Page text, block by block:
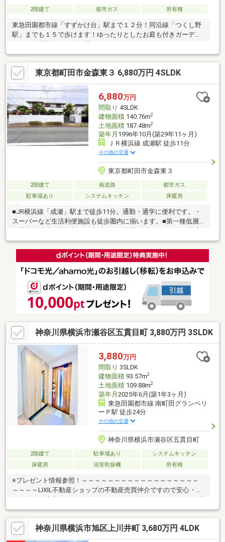
2階建て 都市ガス 所有権
東急田園都市線「すずかけ台」駅まで１２分！同沿線「つくし野
駅」までも１５で歩けます！ゆったりとしたお庭も付きガーデニ
ングやお子様たちの遊び場にもピッタリ！
東京都町田市金森東３ 6,880万円 4SLDK
6,880万円
間取り 4SLDK
建物面積140.76m2
土地面積187.48m2
築年月 1996年10月(築29年11ヶ月)
ＪＲ横浜線 成瀬駅 徒歩11分
その他の交通
東京都町田市金森東３
2階建て 南道路
都市ガス
駐車場あり
システムキッチン 床暖房
■JR横浜線「成瀬」駅まで徒歩11分。通勤・通学に便利です。・
スーパーなど生活利便施設も徒歩圏内に揃います。■第一種低層
てしていただけます。■南西角地×全居室南向き。陽当り・通風良
好です。■小田急不動産旧分譲地内に佇む邸宅■LDKは合わせて20
帖超の広々とした空間です。・隣接する和室(約8帖)を開放し、一
体利用が可能です。■1階部分は回遊できる間取りで家事・生活動
と暮らせます。◆周辺環境◆・市立南第四小学校まで徒歩6分・
市立南中学校まで徒歩10分
神奈川県横浜市瀬谷区五貫目町 3,880万円 3SLDK
3,880万円
間取り 3SLDK
建物面積93.57m2
土地面積109.88m2
築年月 2025年6月(築1年3ヶ月)
東急田園都市線 南町田グランベリ
ーＰ駅 徒歩24分
その他の交通
神奈川県横浜市瀬谷区五貫目町
2階建て 駐車場あり
システムキッチン
床暖房
浴室乾燥機 所有権
※プレゼント情報参照！～～～～～～～～～～～～～～～～～～
～～～～LIXIL不動産ショップの不動産売買仲介ですので安心・安
全・優しい接客を楽しみに来てください♪他社さんとの違いをご堪
能下さいませ！～～～～～～～～～～～～～～～～～～～～～～
≪上瀬谷小学校・瀬谷中学校≫火曜・水曜も営業中！リフォーム
のご相談も無料で承ります。◆リビング続きの畳スペース付！●
ご内見希望・物件所在地の詳細・付近の物件情報等はコチラまで
神奈川県横浜市旭区上川井町 3,680万円 4LDK